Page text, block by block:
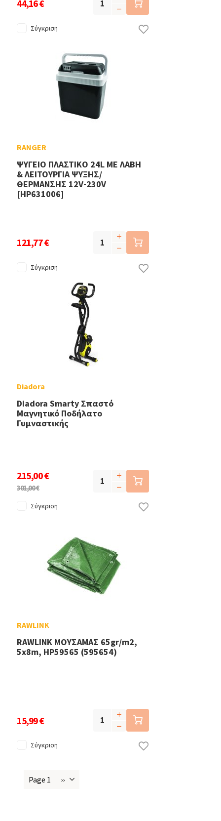
44,16 €
Σύγκριση
RANGER
ΨΥΓΕΙΟ ΠΛΑΣΤΙΚΟ 24L ΜΕ ΛΑΒΗ
& ΛΕΙΤΟΥΡΓΙΑ ΨΥΞΗΣ/
ΘΕΡΜΑΝΣΗΣ 12V-230V
[HP631006]
121,77 €
Σύγκριση
Diadora
Diadora Smarty Σπαστό
Μαγνητικό Ποδήλατο
Γυμναστικής
215,00 €
301,00 €
Σύγκριση
RAWLINK
RAWLINK ΜΟΥΣΑΜΑΣ 65gr/m2,
5x8m, HP59565 (595654)
15,99 €
Σύγκριση
Page 1
Next
››